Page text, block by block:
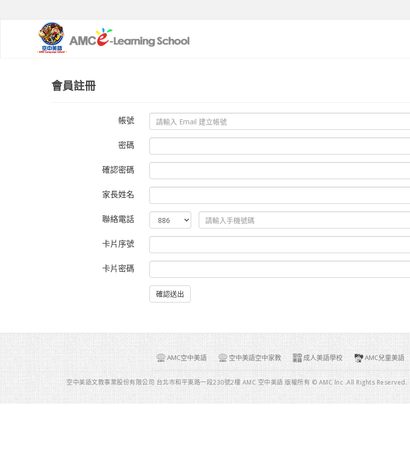
會員註冊
帳號
密碼
確認密碼
家長姓名
聯絡電話
卡片序號
卡片密碼
AMC空中美語 空中美語空中家教 成人美語學校 AMC兒童美語
空中美語文教事業股份有限公司 台北市和平東路一段230號2樓 AMC 空中美語 版權所有 © AMC lnc .All Rights Reserved.